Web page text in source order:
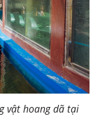
vật hoang dã tại